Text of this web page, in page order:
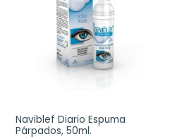
Naviblef Diario Espuma
Párpados, 50ml.